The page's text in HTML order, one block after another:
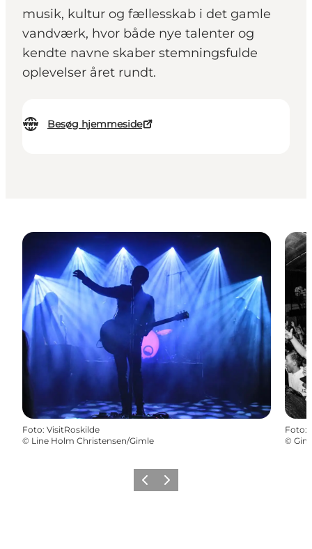
musik, kultur og fællesskab i det gamle
vandværk, hvor både nye talenter og
kendte navne skaber stemningsfulde
oplevelser året rundt.
Besøg hjemmeside
Foto: VisitRoskilde
© Line Holm Christensen/Gimle
Foto:
©
Forrige billede
Næste billede